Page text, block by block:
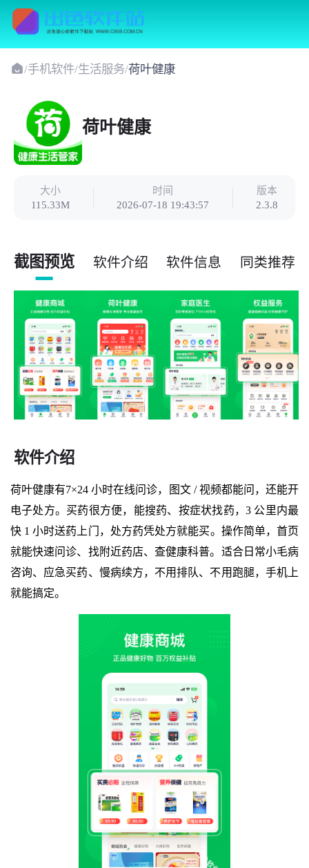
/手机软件/生活服务/荷叶健康
荷叶健康
大小
115.33M
时间
2026-07-18 19:43:57
版本
2.3.8
截图预览 软件介绍 软件信息 同类推荐
软件介绍
荷叶健康有7×24 小时在线问诊，图文 / 视频都能问，还能开
电子处方。买药很方便，能搜药、按症状找药，3 公里内最
快 1 小时送药上门，处方药凭处方就能买。操作简单，首页
就能快速问诊、找附近药店、查健康科普。适合日常小毛病
咨询、应急买药、慢病续方，不用排队、不用跑腿，手机上
就能搞定。